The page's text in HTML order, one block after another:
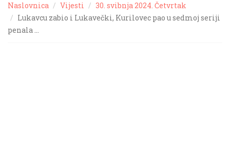
Naslovnica Vijesti
30. svibnja 2024. Četvrtak
Lukavcu zabio i Lukavečki, Kurilovec pao u sedmoj seriji
penala …